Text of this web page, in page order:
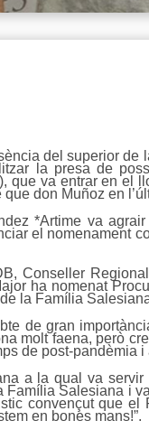
del superior
la presa de
que va entrar en el
don Muñoz en
*Artime va
el nomenament
Conseller
ha nomenat
la Família
de gran
molt faena, però
de post-pandèmia
a la qual va
Salesiana i
convençut que el
en bones mans!”.